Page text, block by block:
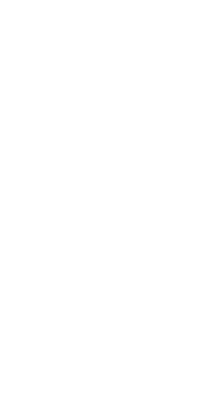
니다. 사
것을 선택